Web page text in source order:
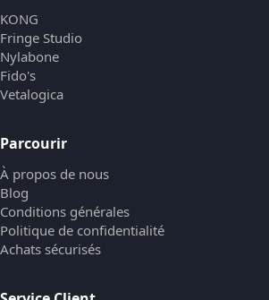
KONG
Fringe Studio
Nylabone
Fido's
Vetalogica
Parcourir
À propos de nous
Blog
Conditions générales
Politique de confidentialité
Achats sécurisés